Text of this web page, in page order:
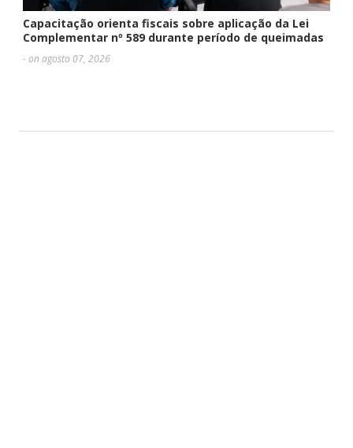
Capacitação orienta fiscais sobre aplicação da Lei
Complementar nº 589 durante período de queimadas
- on agosto 07, 2026